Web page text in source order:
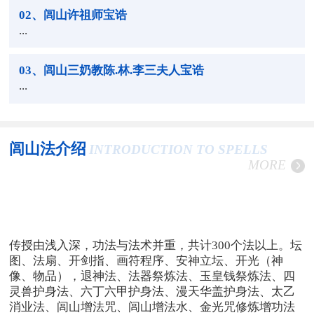
02、闾山许祖师宝诰
...
03、闾山三奶教陈.林.李三夫人宝诰
...
闾山法介绍 INTRODUCTION TO SPELLS
MORE
传授由浅入深，功法与法术并重，共计300个法以上。坛
图、法扇、开剑指、画符程序、安神立坛、开光（神
像、物品），退神法、法器祭炼法、玉皇钱祭炼法、四
灵兽护身法、六丁六甲护身法、漫天华盖护身法、太乙
消业法、闾山增法咒、闾山增法水、金光咒修炼增功法